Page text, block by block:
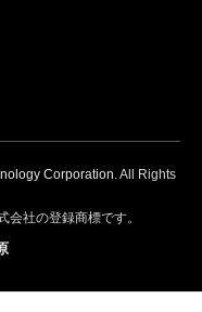
Corporation. All Rights
社の登録商標です。